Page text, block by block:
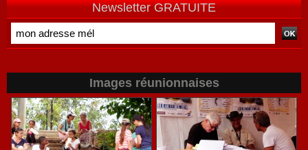
Newsletter GRATUITE
Images réunionnaises